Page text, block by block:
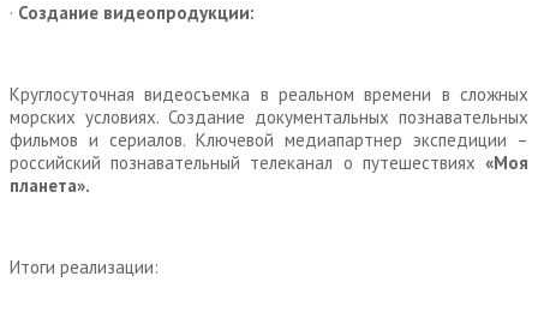
· Создание видеопродукции:
Круглосуточная видеосъемка в реальном времени в сложных
морских условиях. Создание документальных познавательных
фильмов и сериалов. Ключевой медиапартнер экспедиции –
российский познавательный телеканал о путешествиях «Моя
планета».
Итоги реализации: